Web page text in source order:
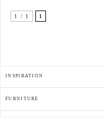
1 / 1 1
INSPIRATION
FURNITURE